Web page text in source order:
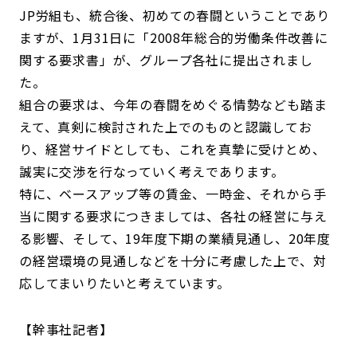
JP労組も、統合後、初めての春闘ということであり
ますが、1月31日に「2008年総合的労働条件改善に
関する要求書」が、グループ各社に提出されまし
た。
組合の要求は、今年の春闘をめぐる情勢なども踏ま
えて、真剣に検討された上でのものと認識してお
り、経営サイドとしても、これを真摯に受けとめ、
誠実に交渉を行なっていく考えであります。
特に、ベースアップ等の賃金、一時金、それから手
当に関する要求につきましては、各社の経営に与え
る影響、そして、19年度下期の業績見通し、20年度
の経営環境の見通しなどを十分に考慮した上で、対
応してまいりたいと考えています。
幹事社記者